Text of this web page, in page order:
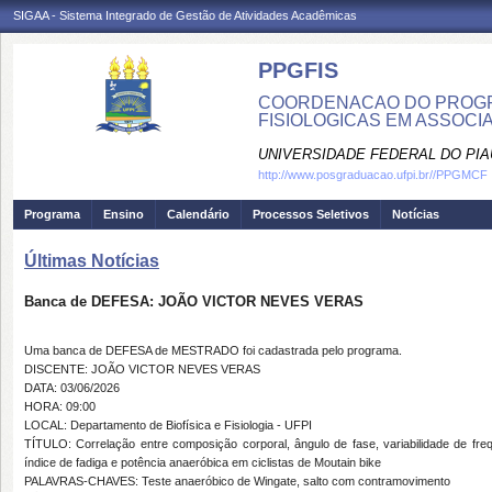
SIGAA - Sistema Integrado de Gestão de Atividades Acadêmicas
PPGFIS
COORDENACAO DO
FISIOLOGICAS EM
UNIVERSIDADE FEDERAL DO
http://www.posgraduacao.ufpi.br//PPGMCF
Programa Ensino Calendário Processos Seletivos Notícias
Últimas Notícias
Banca de DEFESA: JOÃO VICTOR NEVES VERAS
Uma banca de DEFESA de MESTRADO foi cadastrada pelo programa.
DISCENTE: JOÃO VICTOR NEVES VERAS
DATA: 03/06/2026
HORA: 09:00
LOCAL: Departamento de Biofísica e Fisiologia - UFPI
TÍTULO: Correlação entre composição corporal, ângulo de fase, variabilidade de
índice de fadiga e potência anaeróbica em ciclistas de Moutain bike
PALAVRAS-CHAVES: Teste anaeróbico de Wingate, salto com contramovimento